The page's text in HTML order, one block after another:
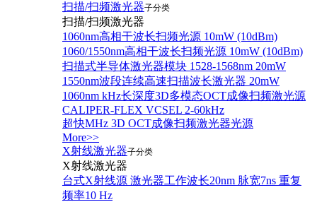
扫描/扫频激光器子分类
扫描/扫频激光器
1060nm高相干波长扫频光源 10mW (10dBm)
1060/1550nm高相干波长扫频光源 10mW (10dBm)
扫描式半导体激光器模块 1528-1568nm 20mW
1550nm波段连续高速扫描波长激光器 20mW
1060nm kHz长深度3D多模态OCT成像扫频激光源
CALIPER-FLEX VCSEL 2-60kHz
超快MHz 3D OCT成像扫频激光器光源
More>>
X射线激光器子分类
X射线激光器
台式X射线源 激光器工作波长20nm 脉宽7ns 重复
频率10 Hz